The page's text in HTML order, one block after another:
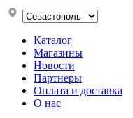
Каталог
Магазины
Новости
Партнеры
Оплата и доставка
О нас